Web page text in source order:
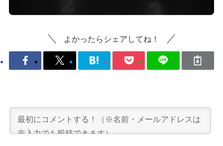
よかったらシェアしてね！